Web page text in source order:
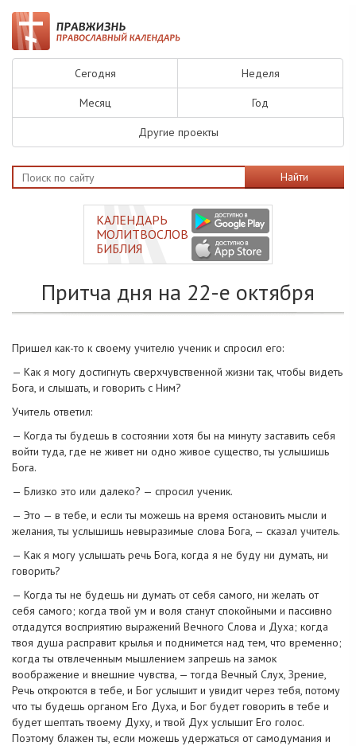
Сегодня Неделя
Месяц Год
Другие проекты
Найти
КАЛЕНДАРЬ
МОЛИТВОСЛОВ
БИБЛИЯ
Притча дня на 22-е октября
Пришел как-то к своему учителю ученик и спросил его:
— Как я могу достигнуть сверхчувственной жизни так, чтобы видеть
Бога, и слышать, и говорить с Ним?
Учитель ответил:
— Когда ты будешь в состоянии хотя бы на минуту заставить себя
войти туда, где не живет ни одно живое существо, ты услышишь
Бога.
— Близко это или далеко? — спросил ученик.
— Это — в тебе, и если ты можешь на время остановить мысли и
желания, ты услышишь невыразимые слова Бога, — сказал учитель.
— Как я могу услышать речь Бога, когда я не буду ни думать, ни
говорить?
— Когда ты не будешь ни думать от себя самого, ни желать от
себя самого; когда твой ум и воля станут спокойными и пассивно
отдадутся восприятию выражений Вечного Слова и Духа; когда
твоя душа расправит крылья и поднимется над тем, что временно;
когда ты отвлеченным мышлением запрешь на замок
воображение и внешние чувства, — тогда Вечный Слух, Зрение,
Речь откроются в тебе, и Бог услышит и увидит через тебя, потому
что ты будешь органом Его Духа, и Бог будет говорить в тебе и
будет шептать твоему Духу, и твой Дух услышит Его голос.
Поэтому блажен ты, если можешь удержаться от самодумания и